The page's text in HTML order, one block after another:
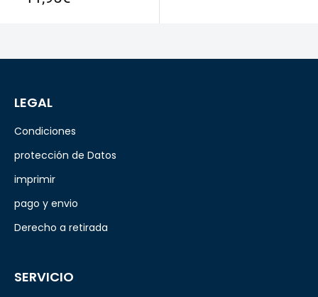
LEGAL
Condiciones
protección de Datos
imprimir
pago y envio
Derecho a retirada
SERVICIO